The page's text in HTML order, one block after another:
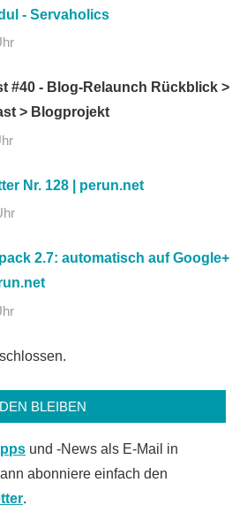
- Servaholics
#40 - Blog-Relaunch Rückblick >
> Blogprojekt
Nr. 128 | perun.net
2.7: automatisch auf Google+
BLEIBEN
und -News als E-Mail in
abonniere einfach den
.